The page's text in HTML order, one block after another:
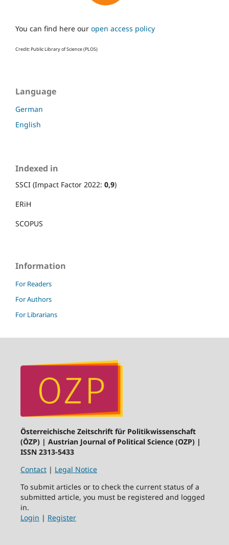
You can find here our open access policy
Credit: Public Library of Science (PLOS)
Language
German
English
Indexed in
SSCI (Impact Factor 2022: 0,9)
ERiH
SCOPUS
Information
For Readers
For Authors
For Librarians
Österreichische Zeitschrift für Politikwissenschaft
(ÖZP) | Austrian Journal of Political Science (OZP) |
ISSN 2313-5433
Contact| Legal Notice
To submit articles or to check the current status of a
submitted article, you must be registered and logged
in.
Login | Register